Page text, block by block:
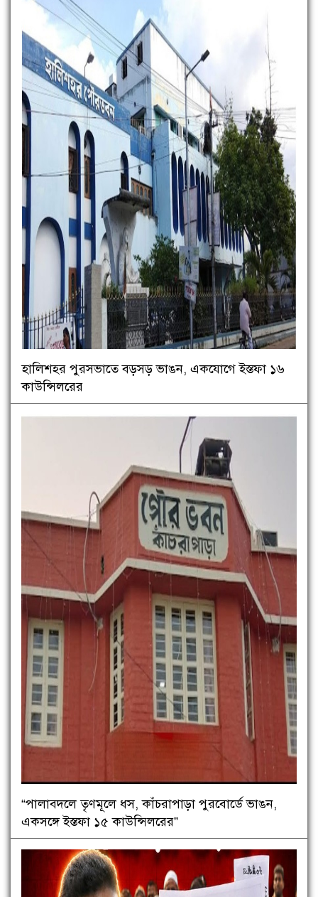
হালিশহর পুরসভাতে বড়সড় ভাঙন, একযোগে ইস্তফা ১৬
কাউন্সিলরের
“পালাবদলে তৃণমূলে ধস, কাঁচরাপাড়া পুরবোর্ডে ভাঙন,
একসঙ্গে ইস্তফা ১৫ কাউন্সিলরের”